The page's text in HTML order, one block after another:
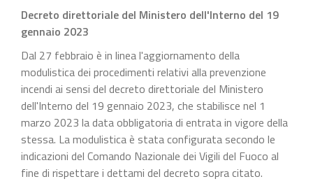
Decreto direttoriale del Ministero dell'Interno del 19
gennaio 2023
Dal 27 febbraio è in linea l'aggiornamento della
modulistica dei procedimenti relativi alla prevenzione
incendi ai sensi del decreto direttoriale del Ministero
dell'Interno del 19 gennaio 2023, che stabilisce nel 1
marzo 2023 la data obbligatoria di entrata in vigore della
stessa. La modulistica è stata configurata secondo le
indicazioni del Comando Nazionale dei Vigili del Fuoco al
fine di rispettare i dettami del decreto sopra citato.